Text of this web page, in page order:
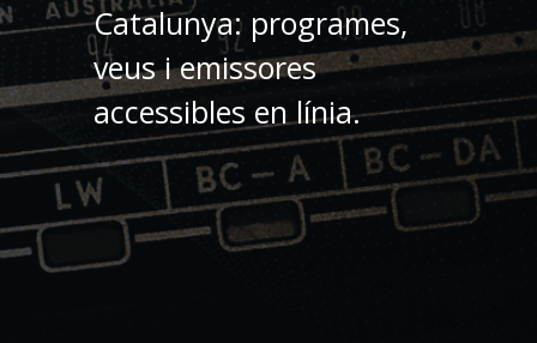
Catalunya: programes,
veus i emissores
accessibles en línia.